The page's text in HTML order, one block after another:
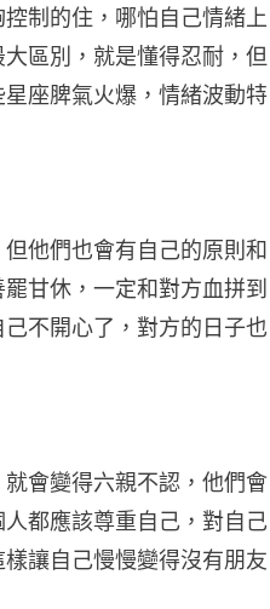
制的住，哪怕自己情緒上
區別，就是懂得忍耐，但
座脾氣火爆，情緒波動特
他們也會有自己的原則和
甘休，一定和對方血拼到
不開心了，對方的日子也
會變得六親不認，他們會
都應該尊重自己，對自己
讓自己慢慢變得沒有朋友